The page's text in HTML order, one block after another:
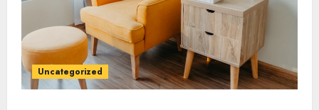
Uncategorized